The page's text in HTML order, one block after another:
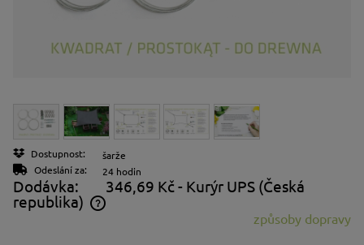
Dostupnost:
šarže
Odeslání za:
24 hodin
Dodávka: 346,69 Kč - Kurýr UPS (Česká
republika)
způsoby dopravy